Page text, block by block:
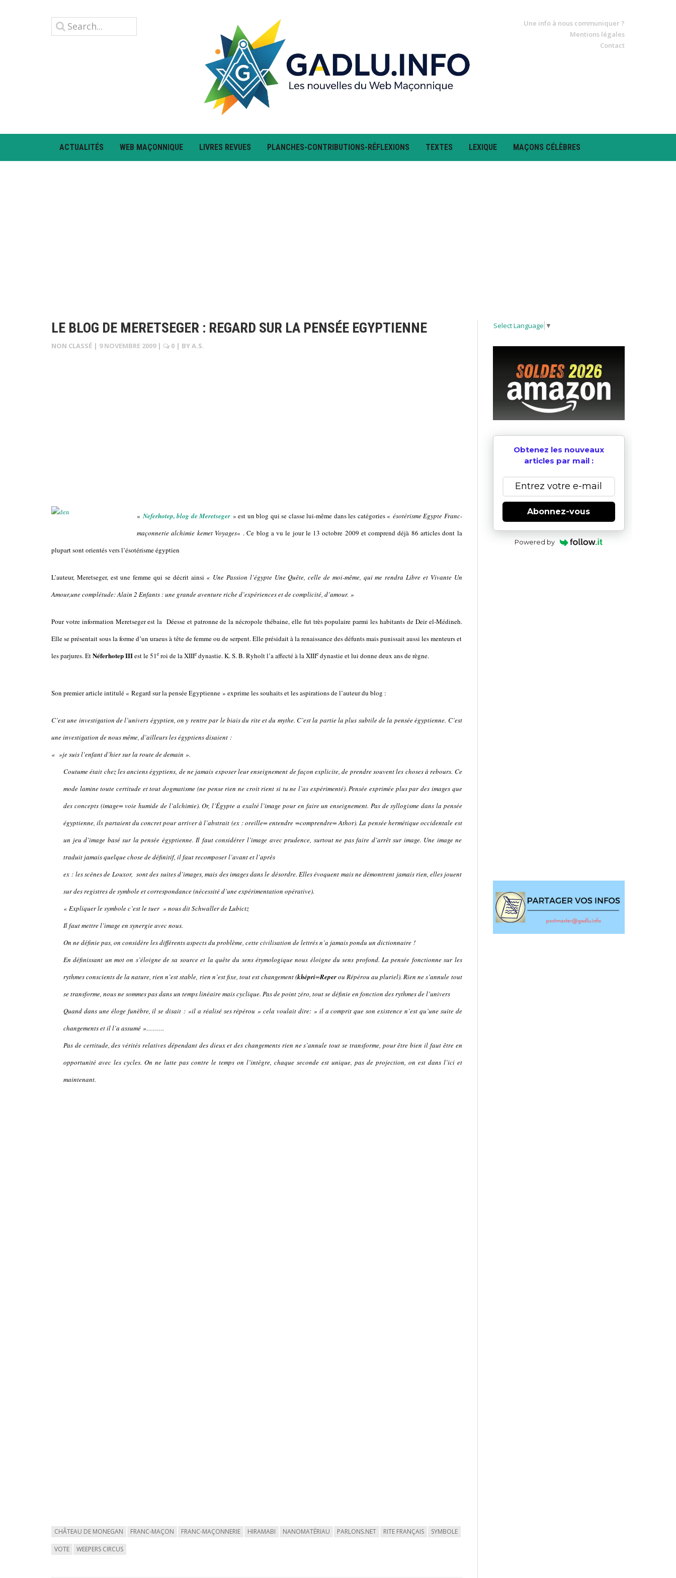
Une info à nous communiquer ?
Mentions légales
Contact
ACTUALITÉS WEB MAÇONNIQUE LIVRES REVUES PLANCHES-CONTRIBUTIONS-RÉFLEXIONS TEXTES LEXIQUE MAÇONS CÉLÈBRES
LE BLOG DE MERETSEGER : REGARD SUR LA PENSÉE EGYPTIENNE
NON CLASSÉ | 9 NOVEMBRE 2009 | 0 | BYA.S.
«Neferhotep, blog de Meretseger » est un blog qui se classe lui-même dans les catégories « ésotérisme Egypte Franc-
maçonnerie alchimie kemet Voyages« . Ce blog a vu le jour le 13 octobre 2009 et comprend déjà 86 articles dont la
plupart sont orientés vers l’ésotérisme égyptien
L’auteur, Meretseger, est une femme qui se décrit ainsi « Une Passion l’égypte Une Quête, celle de moi-même, qui me rendra Libre et Vivante Un
Amour,une complétude: Alain 2 Enfants : une grande aventure riche d’expériences et de complicité, d’amour. »
Pour votre information Meretseger est la Déesse et patronne de la nécropole thébaine, elle fut très populaire parmi les habitants de Deir el-Médineh.
Elle se présentait sous la forme d’un uraeus à tête de femme ou de serpent. Elle présidait à la renaissance des défunts mais punissait aussi les menteurs et
les parjures. EtNéferhotepIIIest le 51e roi de laXIIIe dynastie. K. S. B. Ryholt l’a affecté à laXIIIe dynastie et lui donne deux ans de règne.
Son premier article intitulé « Regard sur la pensée Egyptienne » exprime les souhaits et les aspirations de l’auteur du blog :
C’est une investigation de l’univers égyptien, on y rentre par le biais du rite et du mythe. C’est la partie la plus subtile de la pensée égyptienne. C’est
une investigation de nous même, d’ailleurs les égyptiens disaient :
« »je suis l’enfant d’hier sur la route de demain ».
Coutume était chez les anciens égyptiens, de ne jamais exposer leur enseignement de façon explicite, de prendre souvent les choses à rebours. Ce
mode lamine toute certitude et tout dogmatisme (ne pense rien ne croit rient si tu ne l’as expérimenté). Pensée exprimée plus par des images que
des concepts (image= voie humide de l’alchimie). Or, l’Égypte a exalté l’image pour en faire un enseignement. Pas de syllogisme dans la pensée
égyptienne, ils partaient du concret pour arriver à l’abstrait (ex : oreille= entendre =comprendre= Athor). La pensée hermétique occidentale est
un jeu d’image basé sur la pensée égyptienne. Il faut considérer l’image avec prudence, surtout ne pas faire d’arrêt sur image. Une image ne
traduit jamais quelque chose de définitif, il faut recomposer l’avant et l’après
ex : les scènes de Louxor, sont des suites d’images, mais des images dans le désordre. Elles évoquent mais ne démontrent jamais rien, elles jouent
sur des registres de symbole et correspondance (nécessité d’une expérimentation opérative).
« Expliquer le symbole c’est le tuer » nous dit Schwaller de Lubictz
Il faut mettre l’image en synergie avec nous.
On ne définie pas, on considère les différents aspects du problème, cette civilisation de lettrés n’a jamais pondu un dictionnaire !
En définissant un mot on s’éloigne de sa source et la quête du sens étymologique nous éloigne du sens profond. La pensée fonctionne sur les
rythmes conscients de la nature, rien n’est stable, rien n’est fixe, tout est changement (khépri=Reperou Répérou au pluriel). Rien ne s’annule tout
se transforme, nous ne sommes pas dans un temps linéaire mais cyclique. Pas de point zéro, tout se définie en fonction des rythmes de l’univers
Quand dans une éloge funèbre, il se disait : »il a réalisé ses répérou » cela voulait dire: » il a comprit que son existence n’est qu’une suite de
changements et il l’a assumé »………
Pas de certitude, des vérités relatives dépendant des dieux et des changements rien ne s’annule tout se transforme, pour être bien il faut être en
opportunité avec les cycles. On ne lutte pas contre le temps on l’intègre, chaque seconde est unique, pas de projection, on est dans l’ici et
maintenant.
CHÂTEAU DE MONEGAN FRANC-MAÇON FRANC-MAÇONNERIE HIRAMABI NANOMATÉRIAU PARLONS.NET RITE FRANÇAIS SYMBOLE
VOTE WEEPERS CIRCUS
Select Language ▼
Obtenez les nouveaux
articles par mail :
Abonnez-vous
Powered by